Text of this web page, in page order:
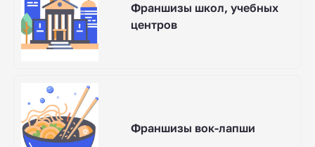
Франшизы школ, учебных
центров
Франшизы вок-лапши